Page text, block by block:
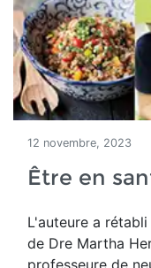
12 novembre, 2023
Être en
L'auteure a
de Dre Martha
professeure de